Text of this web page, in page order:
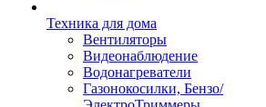
Техника для дома
Вентиляторы
Видеонаблюдение
Водонагреватели
Газонокосилки, Бензо/